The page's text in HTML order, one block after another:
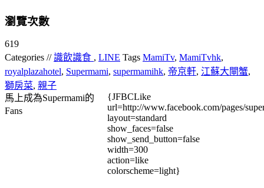
瀏覽次數
619
Categories //識飲識食 , LINE Tags MamiTv, MamiTvhk,
royalplazahotel, Supermami, supermamihk, 帝京軒, 江蘇大閘蟹,
獅房菜, 親子
馬上成為Supermami的
Fans
{JFBCLike
url=http://www.facebook.com/pages/
layout=standard
show_faces=false
show_send_button=false
width=300
action=like
colorscheme=light}